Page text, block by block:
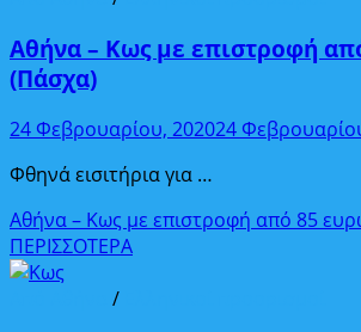
Αθήνα – Κως με επιστροφή
(Πάσχα)
24 Φεβρουαρίου, 202024
Φθηνά εισιτήρια για …
Αθήνα – Κως με επιστροφή από 85
ΠΕΡΙΣΣΟΤΕΡΑ
/